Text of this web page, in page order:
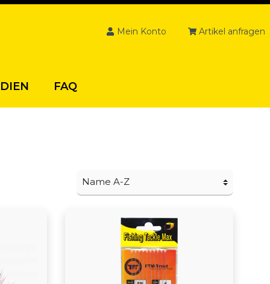
Mein Konto Artikel anfragen
FAQ